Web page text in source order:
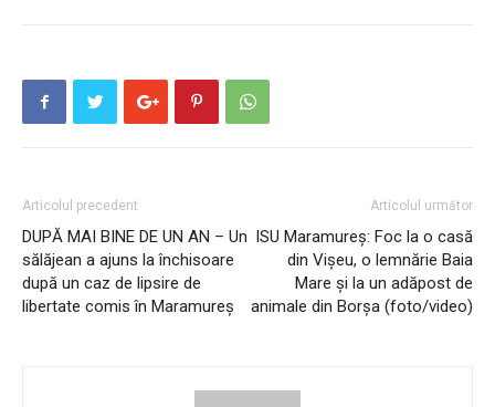
Articolul precedent
DUPĂ MAI BINE DE UN AN – Un
sălăjean a ajuns la închisoare
după un caz de lipsire de
libertate comis în Maramureș
Articolul următor
ISU Maramureș: Foc la o casă
din Vișeu, o lemnărie Baia
Mare și la un adăpost de
animale din Borșa (foto/video)